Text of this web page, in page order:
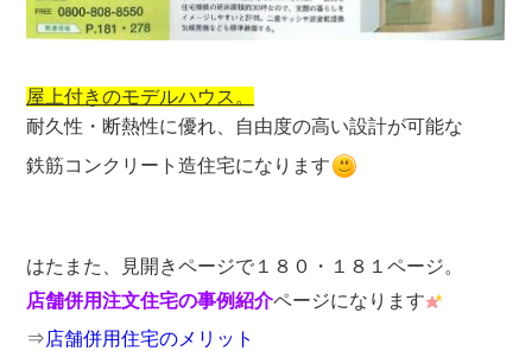
屋上付きのモデルハウス。
耐久性・断熱性に優れ、自由度の高い設計が可能な
鉄筋コンクリート造住宅になります
はたまた、見開きページで１８０・１８１ページ。
店舗併用注文住宅の事例紹介ページになります
⇒店舗併用住宅のメリット